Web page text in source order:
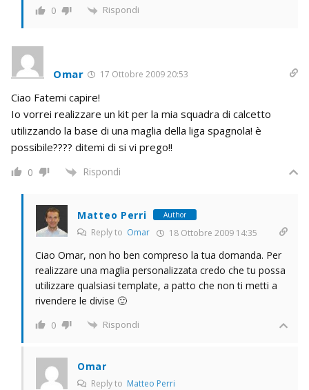
0 Rispondi
Omar 17 Ottobre 2009 20:53
Ciao Fatemi capire!
Io vorrei realizzare un kit per la mia squadra di calcetto
utilizzando la base di una maglia della liga spagnola! è
possibile???? ditemi di si vi prego!!
0 Rispondi
Matteo Perri Author
Reply to Omar 18 Ottobre 2009 14:35
Ciao Omar, non ho ben compreso la tua domanda. Per
realizzare una maglia personalizzata credo che tu possa
utilizzare qualsiasi template, a patto che non ti metti a
rivendere le divise 🙂
0 Rispondi
Omar
Reply to Matteo Perri